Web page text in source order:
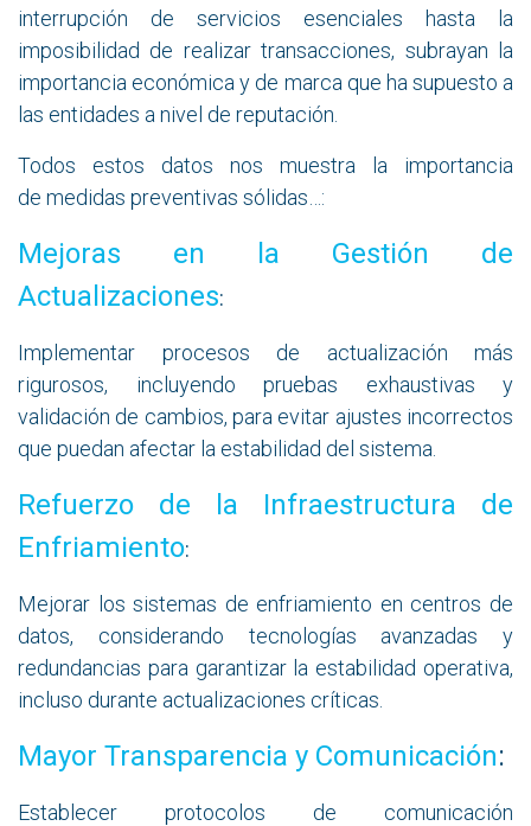
interrupción de servicios esenciales hasta la
imposibilidad de realizar transacciones, subrayan la
importancia económica y de marca que ha supuesto a
las entidades a nivel de reputación.
Todos estos datos nos muestra la importancia
de medidas preventivas sólidas…:
​Mejoras en la Gestión de
Actualizaciones:
Implementar procesos de actualización más
rigurosos, incluyendo pruebas exhaustivas y
validación de cambios, para evitar ajustes incorrectos
que puedan afectar la estabilidad del sistema.
Refuerzo de la Infraestructura de
Enfriamiento:
Mejorar los sistemas de enfriamiento en centros de
datos, considerando tecnologías avanzadas y
redundancias para garantizar la estabilidad operativa,
incluso durante actualizaciones críticas.
Mayor Transparencia y Comunicación:
Establecer protocolos de comunicación